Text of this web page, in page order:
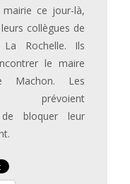
ce jour-là,
collègues de
Rochelle. Ils
le maire
Machon. Les
prévoient
de bloquer leur